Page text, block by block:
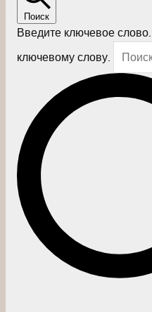
Поиск
Введите ключевое
ключевому слову.